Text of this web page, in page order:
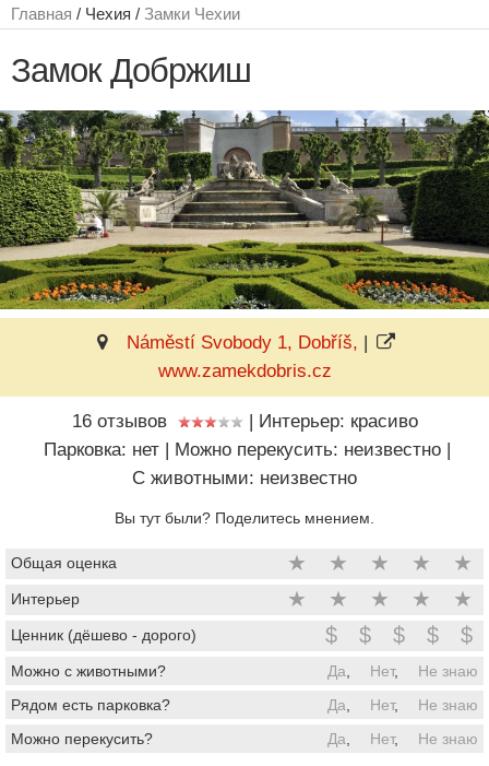
Главная / Чехия / Замки Чехии
Замок Добржиш
Náměstí Svobody 1, Dobříš, |
www.zamekdobris.cz
16 отзывов | Интерьер: красиво
Парковка: нет | Можно перекусить: неизвестно |
C животными: неизвестно
Вы тут были? Поделитесь мнением.
Общая оценка ★ ★ ★ ★ ★
Интерьер ★ ★ ★ ★ ★
Ценник (дёшево - дорого) $ $ $ $ $
Можно с животными? Да Нет,
Не знаю
Рядом есть парковка?
Да Нет,
Не знаю
Можно перекусить?
Да Нет, Не знаю